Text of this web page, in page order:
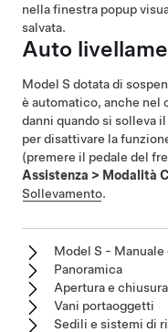
nella finestra popup
salvata.
Auto
Model S dotata di
è automatico, anche nel
danni quando si solleva
per disattivare la
(premere il pedale del
Assistenza > Modalità
Sollevamento.
Model S - Manuale
Panoramica
Apertura e chiusura
Vani portaoggetti
Sedili e sistemi di